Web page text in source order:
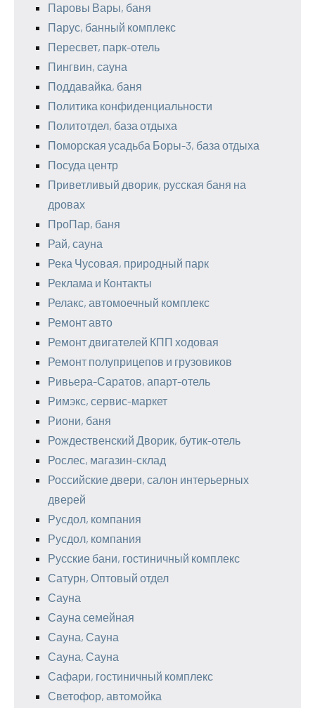
Паровы Вары, баня
Парус, банный комплекс
Пересвет, парк-отель
Пингвин, сауна
Поддавайка, баня
Политика конфиденциальности
Политотдел, база отдыха
Поморская усадьба Боры-3, база отдыха
Посуда центр
Приветливый дворик, русская баня на
дровах
ПроПар, баня
Рай, сауна
Река Чусовая, природный парк
Реклама и Контакты
Релакс, автомоечный комплекс
Ремонт авто
Ремонт двигателей КПП ходовая
Ремонт полуприцепов и грузовиков
Ривьера-Саратов, апарт-отель
Римэкс, сервис-маркет
Риони, баня
Рождественский Дворик, бутик-отель
Рослес, магазин-склад
Российские двери, салон интерьерных
дверей
Русдол, компания
Русдол, компания
Русские бани, гостиничный комплекс
Сатурн, Оптовый отдел
Сауна
Сауна семейная
Сауна, Сауна
Сауна, Сауна
Сафари, гостиничный комплекс
Светофор, автомойка